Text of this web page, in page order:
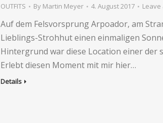
OUTFITS By Martin Meyer 4. August 2017 Leave
Auf dem Felsvorsprung Arpoador, am
Lieblings-Strohhut einen einmaligen
Hintergrund war diese Location einer der
Erlebt diesen Moment mit mir hier…
Details